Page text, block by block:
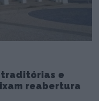
e
reabertura